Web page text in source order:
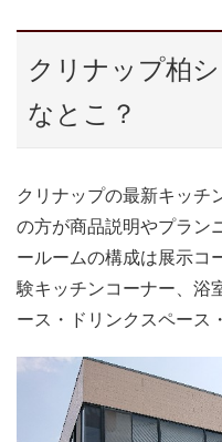
クリナップ柏
なとこ？
クリナップの最新キッチ
の方が商品説明やプラン
ールームの構成は展示コ
験キッチンコーナー、浴
ース・ドリンクスペース